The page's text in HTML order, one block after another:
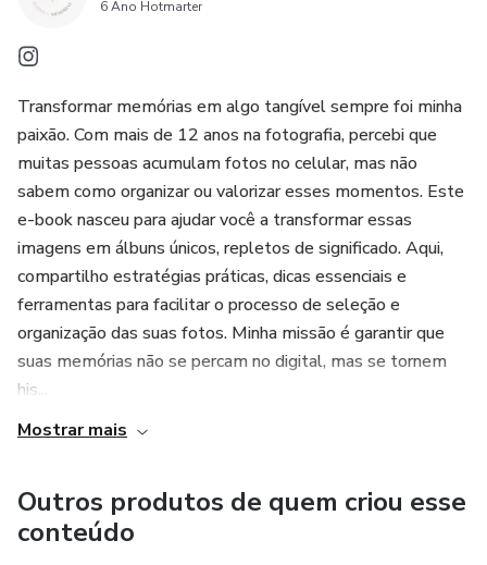
• Um convite a se reconectar com quem você foi e quem
Quer registrar a própria história de forma afetiva
Ama escrever para não esquecer
Deseja criar algo único sobre si mesma
Formato:
• Arquivo digital (PDF)
• Entrega imediata após a compra
Este produto é 100% digital.
6 Ano Hotmarter
Transformar memórias em algo tangível sempre foi minha
paixão. Com mais de 12 anos na fotografia, percebi que
muitas pessoas acumulam fotos no celular, mas não
sabem como organizar ou valorizar esses momentos. Este
e-book nasceu para ajudar você a transformar essas
imagens em álbuns únicos, repletos de significado. Aqui,
compartilho estratégias práticas, dicas essenciais e
ferramentas para facilitar o processo de seleção e
organização das suas fotos. Minha missão é garantir que
suas memórias não se percam no digital, mas se tornem
his...
Mostrar mais
Outros produtos de quem criou esse
conteúdo